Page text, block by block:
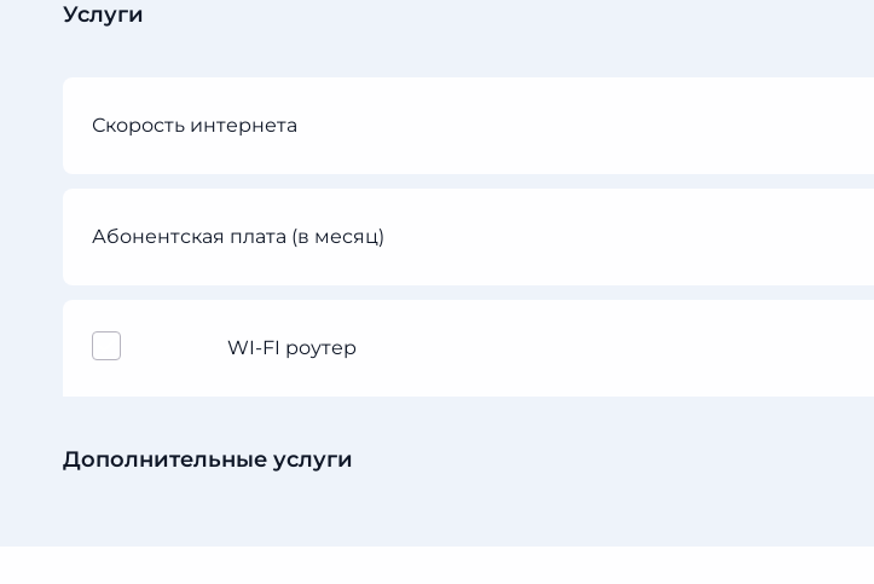
Услуги
Скорость интернета
Абонентская плата (в месяц)
WI-FI роутер
Дополнительные услуги